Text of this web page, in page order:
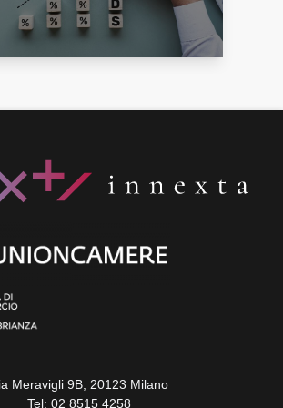
Meravigli 9B, 20123 Milano
Tel: 02 8515 4258